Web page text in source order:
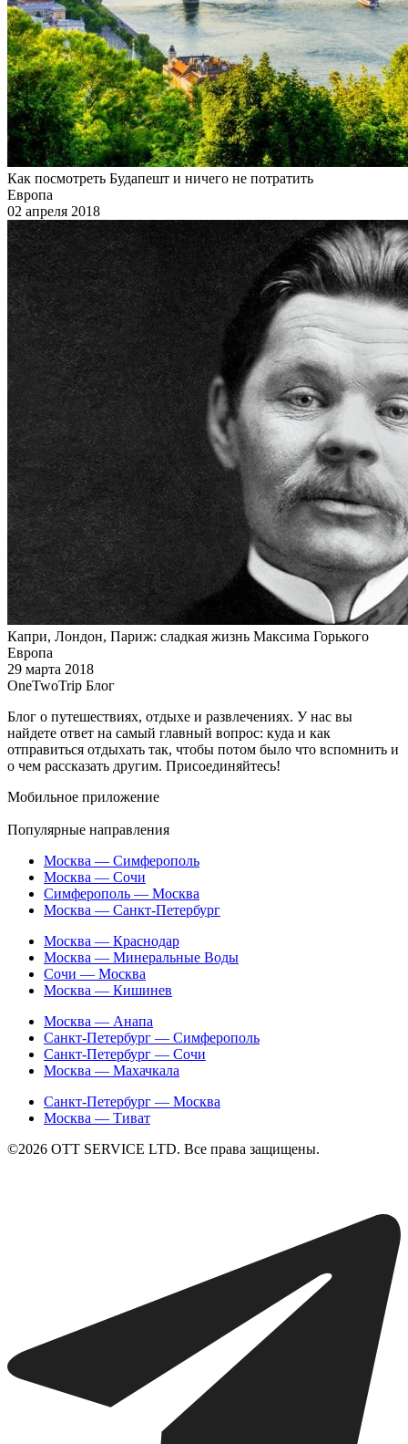
Как посмотреть Будапешт и ничего не потратить
Европа
02 апреля 2018
Капри, Лондон, Париж: сладкая жизнь Максима Горького
Европа
29 марта 2018
OneTwoTrip Блог
Блог о путешествиях, отдыхе и развлечениях. У нас вы
найдете ответ на самый главный вопрос: куда и как
отправиться отдыхать так, чтобы потом было что вспомнить и
о чем рассказать другим. Присоединяйтесь!
Мобильное приложение
Популярные направления
Москва — Симферополь
Москва — Сочи
Симферополь — Москва
Москва — Санкт-Петербург
Москва — Краснодар
Москва — Минеральные Воды
Сочи — Москва
Москва — Кишинев
Москва — Анапа
Санкт-Петербург — Симферополь
Санкт-Петербург — Сочи
Москва — Махачкала
Санкт-Петербург — Москва
Москва — Тиват
©2026 ОТТ SERVICE LTD. Все права защищены.